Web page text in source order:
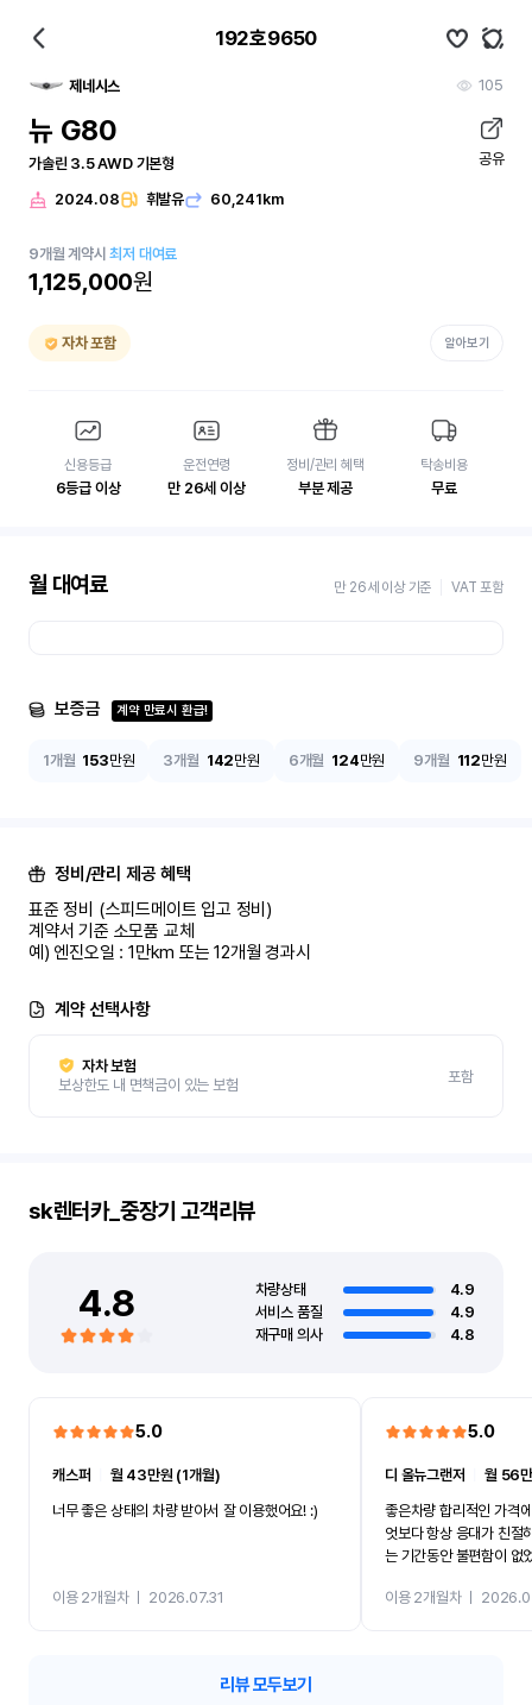
192호9650
제네시스 105
뉴 G80
가솔린 3.5 AWD 기본형 공유
2024.08 휘발유 60,241km
9개월 계약시최저 대여료
1,125,000원
자차 포함 알아보기
신용등급
6등급 이상
운전연령
만 26세 이상
정비/관리 혜택
부분 제공
탁송비용
무료
월 대여료 만 26세 이상 기준 VAT 포함
보증금 계약 만료시 환급!
1개월 153만원 3개월 142만원 6개월 124만원 9개월 112만원
정비/관리 제공 혜택
표준 정비 (스피드메이트 입고 정비)
계약서 기준 소모품 교체
예) 엔진오일 : 1만km 또는 12개월 경과시
계약 선택사항
자차 보험
보상한도 내 면책금이 있는 보험
포함
sk렌터카_중장기 고객리뷰
4.8 차량상태
4.9
서비스 품질
4.9
재구매 의사
4.8
5.0
캐스퍼
월 43만원 (1개월)
너무 좋은 상태의 차량 받아서 잘 이용했어요! :)
이용 2개월차ㅣ 2026.07.31
5.0
디 올뉴그랜저 ㅣ월 56
좋은차량 합리적인 가격
엇보다 항상 응대가 친절
는 기간동안 불편함이 없
카 렌트 고민없이 강추합
이용 2개월차ㅣ
리뷰 모두보기